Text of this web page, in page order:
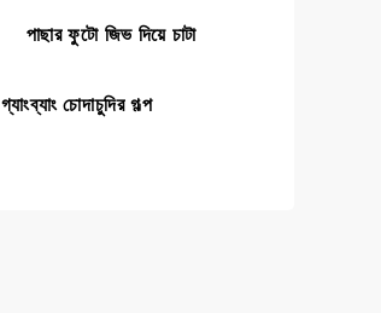
পাছার ফুটো জিভ দিয়ে চাটা
গ্যাংব্যাং চোদাচুদির গল্প